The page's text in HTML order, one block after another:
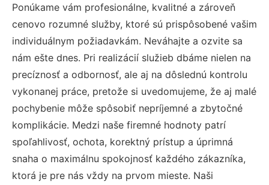
Ponúkame vám profesionálne, kvalitné a zároveň
cenovo rozumné služby, ktoré sú prispôsobené vašim
individuálnym požiadavkám. Neváhajte a ozvite sa
nám ešte dnes. Pri realizácií služieb dbáme nielen na
precíznosť a odbornosť, ale aj na dôslednú kontrolu
vykonanej práce, pretože si uvedomujeme, že aj malé
pochybenie môže spôsobiť nepríjemné a zbytočné
komplikácie. Medzi naše firemné hodnoty patrí
spoľahlivosť, ochota, korektný prístup a úprimná
snaha o maximálnu spokojnosť každého zákazníka,
ktorá je pre nás vždy na prvom mieste. Naši